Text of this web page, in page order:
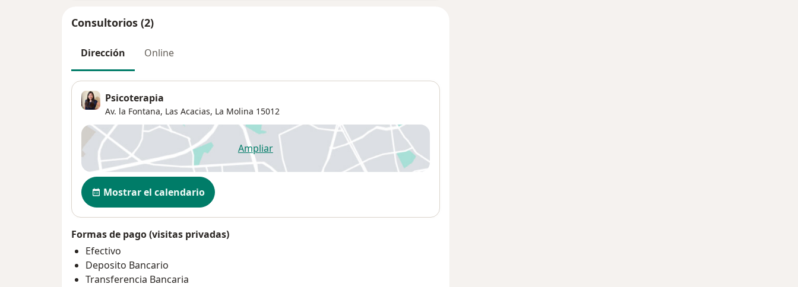
Consultorios (2)
Dirección Online
Psicoterapia
Av. la Fontana, Las Acacias, La Molina 15012
Ampliarse abre en una nueva pestaña
Disponibilidad
Mostrar el calendario
Formas de pago (visitas privadas)
Efectivo
Deposito Bancario
Transferencia Bancaria